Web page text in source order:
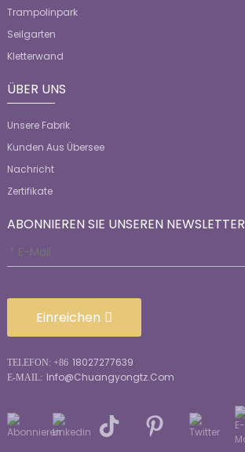
Trampolinpark
Seilgarten
Kletterwand
ÜBER UNS
Unsere Fabrik
Kunden Aus Übersee
Nachricht
Zertifikate
ABONNIEREN SIE UNSEREN NEWSLETTER
Einreichen
TELEFON: +86 18027277639
E-MAIL: Info@chuangyongtz.com